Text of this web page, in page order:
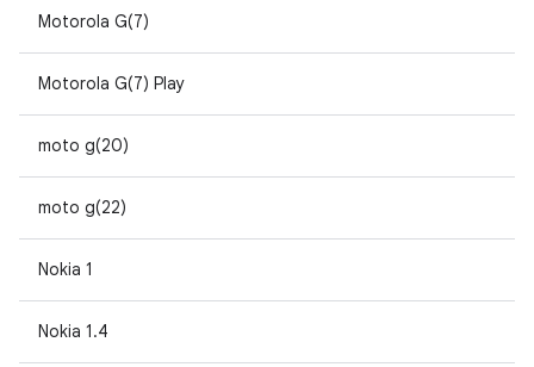
Motorola G(7)
Motorola G(7) Play
moto g(20)
moto g(22)
Nokia 1
Nokia 1.4